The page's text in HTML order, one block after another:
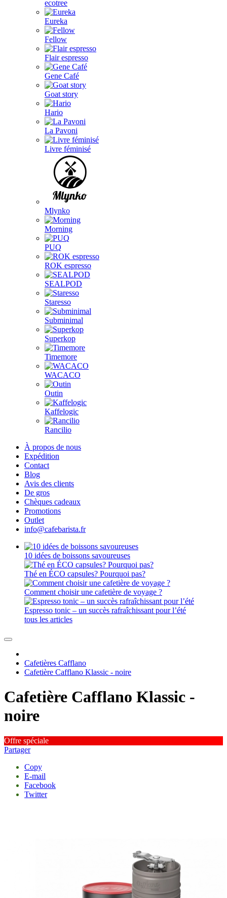
ecotree
Eureka
Fellow
Flair espresso
Gene Café
Goat story
Hario
La Pavoni
Livre féminisé
Mlynko
Morning
PUQ
ROK espresso
SEALPOD
Staresso
Subminimal
Superkop
Timemore
WACACO
Outin
Kaffelogic
Rancilio
À propos de nous
Expédition
Contact
Blog
Avis des clients
De gros
Chèques cadeaux
Promotions
Outlet
info@cafebarista.fr
10 idées de boissons savoureuses
Thé en ÉCO capsules? Pourquoi pas?
Comment choisir une cafetière de voyage ?
Espresso tonic – un succès rafraîchissant pour l’été
tous les articles
Cafetières Cafflano
Cafetière Cafflano Klassic - noire
Cafetière Cafflano Klassic -
noire
Offre spéciale
Partager
Copy
E-mail
Facebook
Twitter